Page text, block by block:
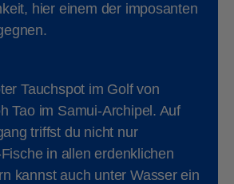
hier einem der imposanten
Tauchspot im Golf von
Tao im Samui-Archipel. Auf
triffst du nicht nur
in allen erdenklichen
kannst auch unter Wasser ein